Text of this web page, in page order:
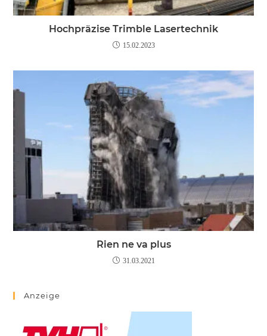
Hochpräzise Trimble Lasertechnik
15.02.2023
Rien ne va plus
31.03.2021
Anzeige